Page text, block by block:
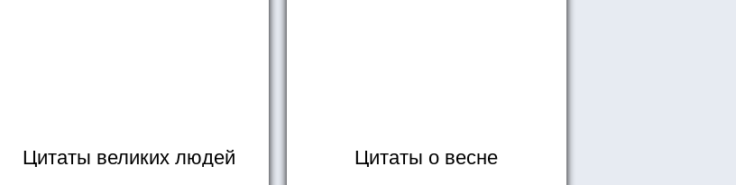
Цитаты великих людей Цитаты о весне